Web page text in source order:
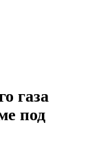
газа
под